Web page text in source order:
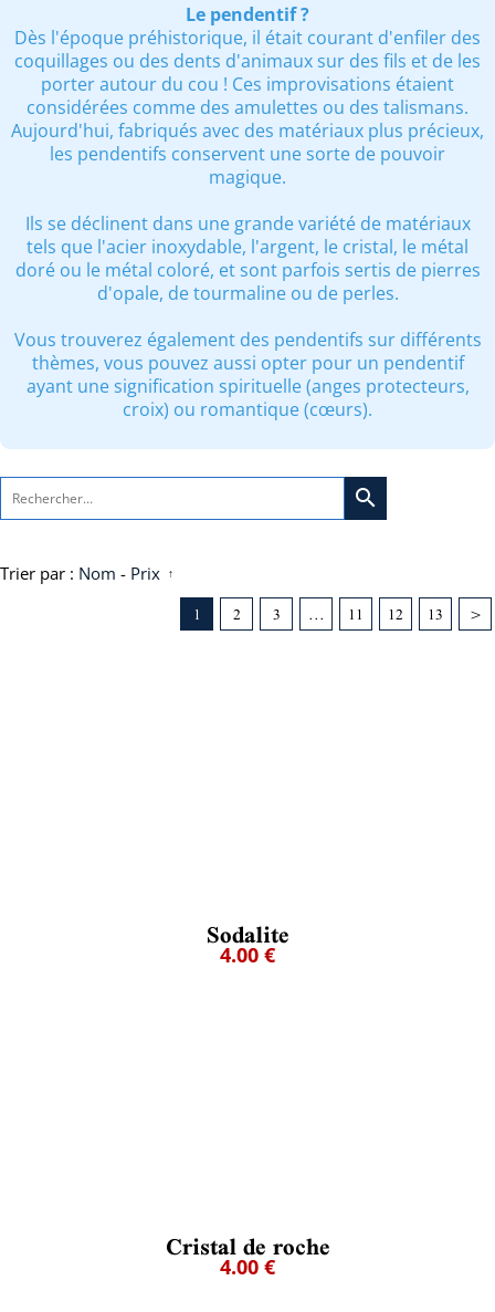
Le pendentif ?
Dès l'époque préhistorique, il était courant d'enfiler des
coquillages ou des dents d'animaux sur des fils et de les
porter autour du cou ! Ces improvisations étaient
considérées comme des amulettes ou des talismans.
Aujourd'hui, fabriqués avec des matériaux plus précieux,
les pendentifs conservent une sorte de pouvoir
magique.
Ils se déclinent dans une grande variété de matériaux
tels que l'acier inoxydable, l'argent, le cristal, le métal
doré ou le métal coloré, et sont parfois sertis de pierres
d'opale, de tourmaline ou de perles.
Vous trouverez également des pendentifs sur différents
thèmes, vous pouvez aussi opter pour un pendentif
ayant une signification spirituelle (anges protecteurs,
croix) ou romantique (cœurs).
search
Trier par : Nom - Prix
1 2 3 ... 11 12 13 >
Sodalite
4.00 €
Cristal de roche
4.00 €